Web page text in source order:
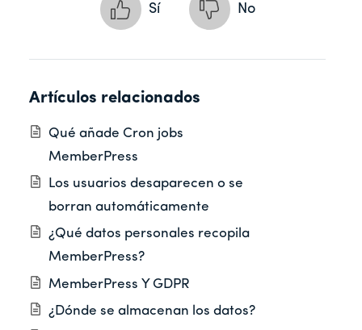
Sí No
Artículos relacionados
Qué añade Cron jobs
MemberPress
Los usuarios desaparecen o se
borran automáticamente
¿Qué datos personales recopila
MemberPress?
MemberPress Y GDPR
¿Dónde se almacenan los datos?